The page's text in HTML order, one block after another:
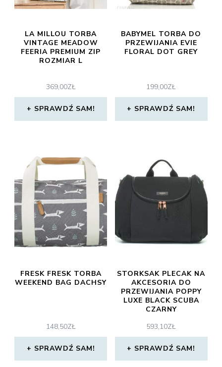
LA MILLOU TORBA
VINTAGE MEADOW
FEERIA PREMIUM ZIP
ROZMIAR L
369,00ZŁ
SPRAWDŹ SAM!
BABYMEL TORBA DO
PRZEWIJANIA EVIE
FLORAL DOT GREY
199,00ZŁ
SPRAWDŹ SAM!
FRESK FRESK TORBA
WEEKEND BAG DACHSY
148,50ZŁ
SPRAWDŹ SAM!
STORKSAK PLECAK NA
AKCESORIA DO
PRZEWIJANIA POPPY
LUXE BLACK SCUBA
CZARNY
593,10ZŁ
SPRAWDŹ SAM!